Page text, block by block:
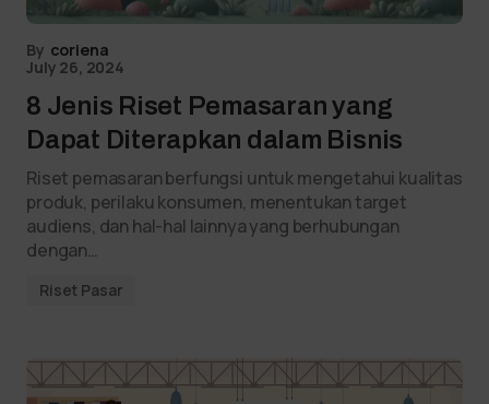
By coriena
July 26, 2024
8 Jenis Riset Pemasaran yang
Dapat Diterapkan dalam Bisnis
Riset pemasaran berfungsi untuk mengetahui kualitas
produk, perilaku konsumen, menentukan target
audiens, dan hal-hal lainnya yang berhubungan
dengan…
Riset Pasar